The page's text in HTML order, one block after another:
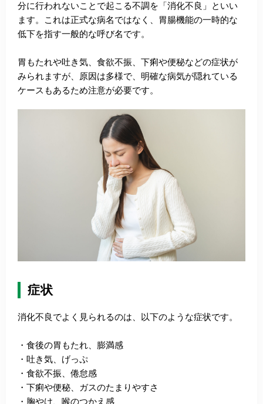
分に行われないことで起こる不調を「消化不良」といい
ます。これは正式な病名ではなく、胃腸機能の一時的な
低下を指す一般的な呼び名です。
胃もたれや吐き気、食欲不振、下痢や便秘などの症状が
みられますが、原因は多様で、明確な病気が隠れている
ケースもあるため注意が必要です。
症状
消化不良でよく見られるのは、以下のような症状です。
・食後の胃もたれ、膨満感
・吐き気、げっぷ
・食欲不振、倦怠感
・下痢や便秘、ガスのたまりやすさ
・胸やけ、喉のつかえ感